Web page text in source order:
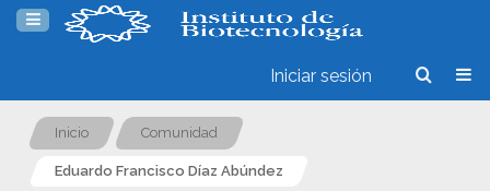
Iniciar sesión
Inicio Comunidad
Eduardo Francisco Díaz Abúndez